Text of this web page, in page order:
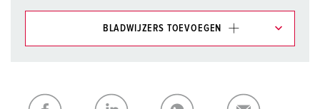
BLADWIJZERS TOEVOEGEN
Mijn lijst TOEVOEGEN